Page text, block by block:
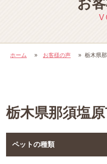
お
ホーム » お客様の声 » 栃木県
栃木県那須塩
ペットの種類